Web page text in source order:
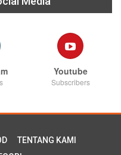
Youtube
Subscribers
TENTANG KAMI